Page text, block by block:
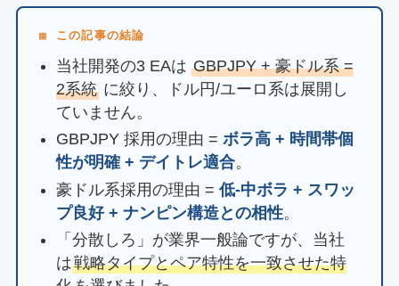
▦ この記事の結論
当社開発の3 EAはGBPJPY + 豪ドル系 =
2系統 に絞り、ドル円/ユーロ系は展開し
ていません。
GBPJPY 採用の理由 =ボラ高 + 時間帯個
性が明確 + デイトレ適合。
豪ドル系採用の理由 =低-中ボラ + スワッ
プ良好 + ナンピン構造との相性。
「分散しろ」が業界一般論ですが、当社
は戦略タイプとペア特性を一致させた特